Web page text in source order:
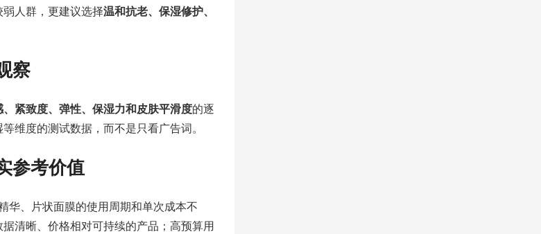
人群，更建议选择温和抗老、保湿修护、
察
、紧致度、弹性、保湿力和皮肤平滑度的逐
维度的测试数据，而不是只看广告词。
参考价值
华、片状面膜的使用周期和单次成本不
清晰、价格相对可持续的产品；高预算用